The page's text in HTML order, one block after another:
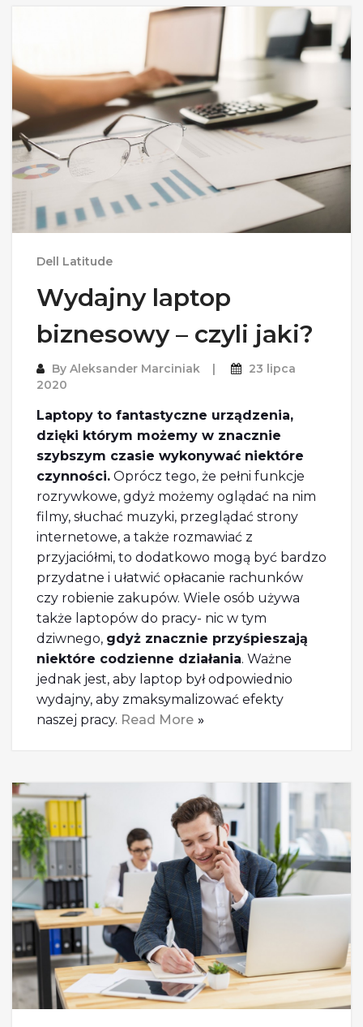
Dell Latitude
Wydajny laptop
biznesowy – czyli jaki?
By Aleksander Marciniak
23 lipca
2020
Laptopy to fantastyczne urządzenia,
dzięki którym możemy w znacznie
szybszym czasie wykonywać niektóre
czynności. Oprócz tego, że pełni funkcje
rozrywkowe, gdyż możemy oglądać na nim
filmy, słuchać muzyki, przeglądać strony
internetowe, a także rozmawiać z
przyjaciółmi, to dodatkowo mogą być bardzo
przydatne i ułatwić opłacanie rachunków
czy robienie zakupów. Wiele osób używa
także laptopów do pracy- nic w tym
dziwnego, gdyż znacznie przyśpieszają
niektóre codzienne działania. Ważne
jednak jest, aby laptop był odpowiednio
wydajny, aby zmaksymalizować efekty
naszej pracy. Read More